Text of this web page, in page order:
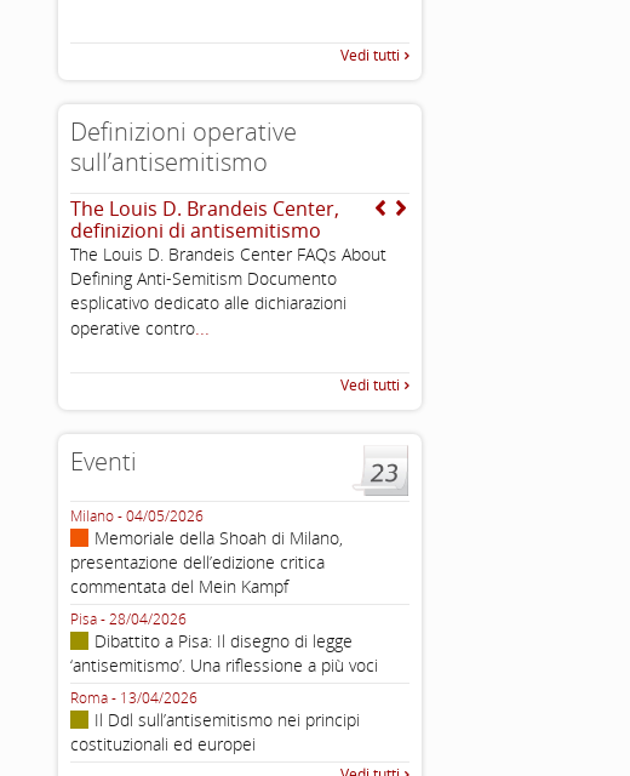
Vedi tutti
Definizioni operative
sull’antisemitismo
The Louis D. Brandeis Center,
definizioni di antisemitismo
The Louis D. Brandeis Center FAQs About
Defining Anti-Semitism Documento
esplicativo dedicato alle dichiarazioni
operative contro...
Vedi tutti
Eventi
Milano - 04/05/2026
Memoriale della Shoah di Milano,
presentazione dell’edizione critica
commentata del Mein Kampf
Pisa - 28/04/2026
Dibattito a Pisa: Il disegno di legge
‘antisemitismo’. Una riflessione a più voci
Roma - 13/04/2026
Il Ddl sull’antisemitismo nei principi
costituzionali ed europei